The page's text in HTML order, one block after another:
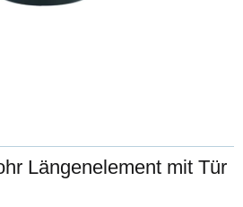
Längenelement mit Tür